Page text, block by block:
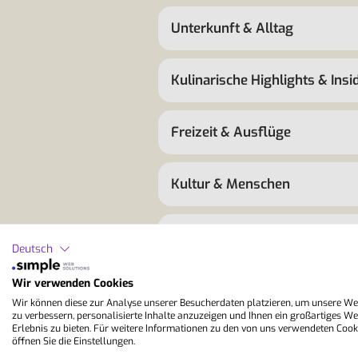
Unterkunft & Alltag
Kulinarische Highlights &
Freizeit & Ausflüge
Kultur & Menschen
Deutsch
Wir verwenden Cookies
Wir können diese zur Analyse unserer Besucherdaten platzieren, um unsere
zu verbessern, personalisierte Inhalte anzuzeigen und Ihnen ein großartiges
Erlebnis zu bieten. Für weitere Informationen zu den von uns verwendeten
öffnen Sie die Einstellungen.